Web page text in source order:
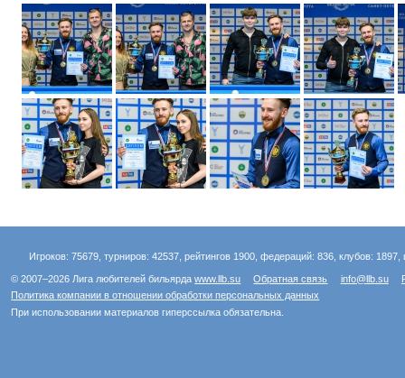
Игроков: 75679, турниров: 42537, рейтингов 1900, федераций: 836, клубов:
© 2007–2026 Лига любителей бильярдаwww.llb.su Обратная связь info@llb.su
Политика компании в отношении обработки персональных данных
При использовании материалов гиперссылка обязательна.